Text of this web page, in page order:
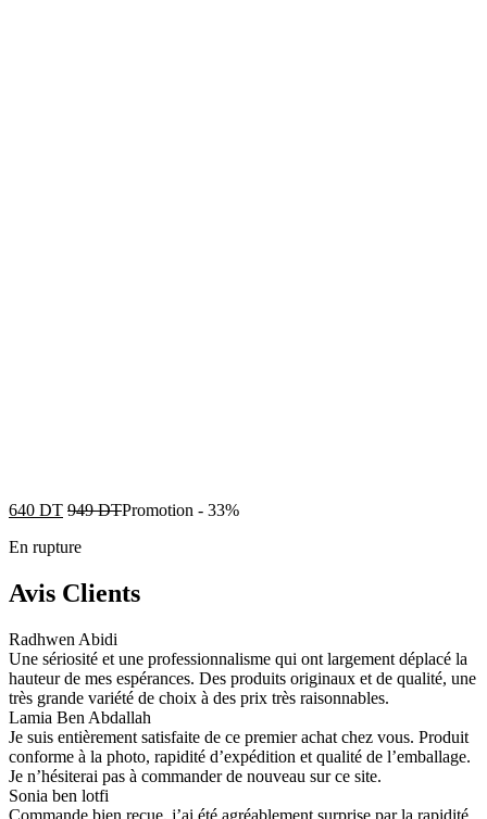
640 DT 949DTPromotion - 33%
En rupture
Avis Clients
Radhwen Abidi
Une sériosité et une professionnalisme qui ont largement déplacé la
hauteur de mes espérances. Des produits originaux et de qualité, une
très grande variété de choix à des prix très raisonnables.
Lamia Ben Abdallah
Je suis entièrement satisfaite de ce premier achat chez vous. Produit
conforme à la photo, rapidité d’expédition et qualité de l’emballage.
Je n’hésiterai pas à commander de nouveau sur ce site.
Sonia ben lotfi